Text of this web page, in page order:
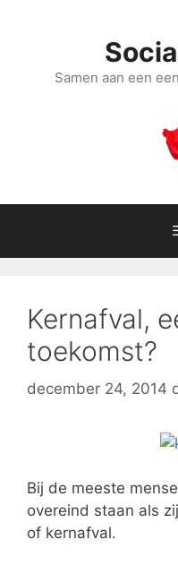
Samen aan een
Kernafval,
toekomst?
december 24, 2014
Bij de meeste
overeind staan als
of kernafval.